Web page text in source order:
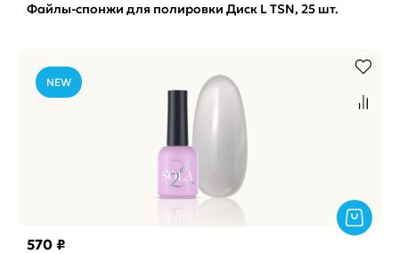
Файлы-спонжи для полировки Диск L TSN, 25 шт.
NEW
570 ₽